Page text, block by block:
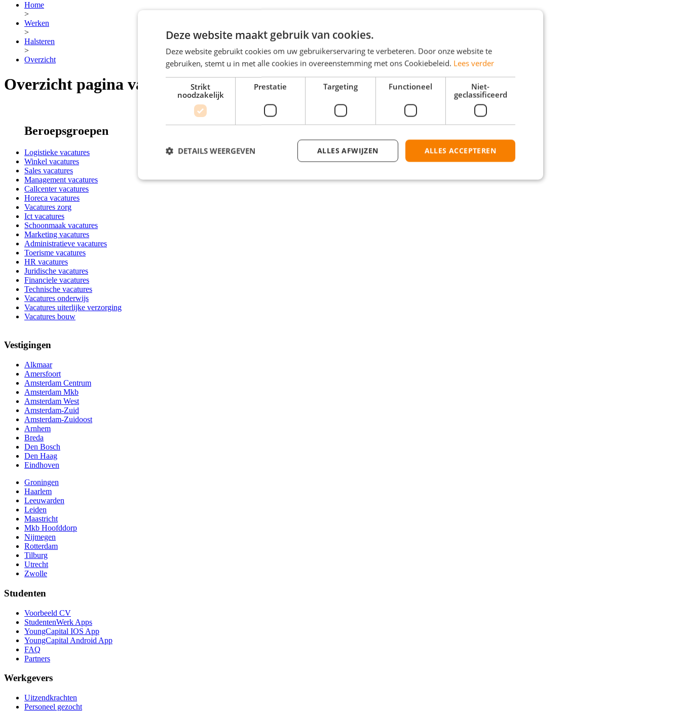
Home
>
Werken
>
Halsteren
>
Overzicht
Overzicht pagina vacatures Halsteren
Beroepsgroepen
Logistieke vacatures
Winkel vacatures
Sales vacatures
Management vacatures
Callcenter vacatures
Horeca vacatures
Vacatures zorg
Ict vacatures
Schoonmaak vacatures
Marketing vacatures
Administratieve vacatures
Toerisme vacatures
HR vacatures
Juridische vacatures
Financiele vacatures
Technische vacatures
Vacatures onderwijs
Vacatures uiterlijke verzorging
Vacatures bouw
Vestigingen
Alkmaar
Amersfoort
Amsterdam Centrum
Amsterdam Mkb
Amsterdam West
Amsterdam-Zuid
Amsterdam-Zuidoost
Arnhem
Breda
Den Bosch
Den Haag
Eindhoven
Groningen
Haarlem
Leeuwarden
Leiden
Maastricht
Mkb Hoofddorp
Nijmegen
Rotterdam
Tilburg
Utrecht
Zwolle
Studenten
Voorbeeld CV
StudentenWerk Apps
YoungCapital IOS App
YoungCapital Android App
FAQ
Partners
Werkgevers
Uitzendkrachten
Personeel gezocht
Deze website maakt gebruik van cookies.
Deze website gebruikt cookies om uw gebruikerservaring te verbeteren. Door onze website te
gebruiken, stemt u in met alle cookies in overeenstemming met ons Cookiebeleid. Lees verder
Strikt
noodzakelijk
Prestatie Targeting Functioneel
Niet-
geclassificeerd
ALLES ACCEPTEREN
ALLES AFWIJZEN
DETAILS WEERGEVEN